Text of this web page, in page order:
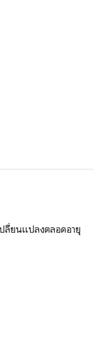
ลี่ยนแปลงตลอดอายุ